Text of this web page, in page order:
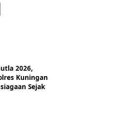
2026,
Kuningan
Sejak